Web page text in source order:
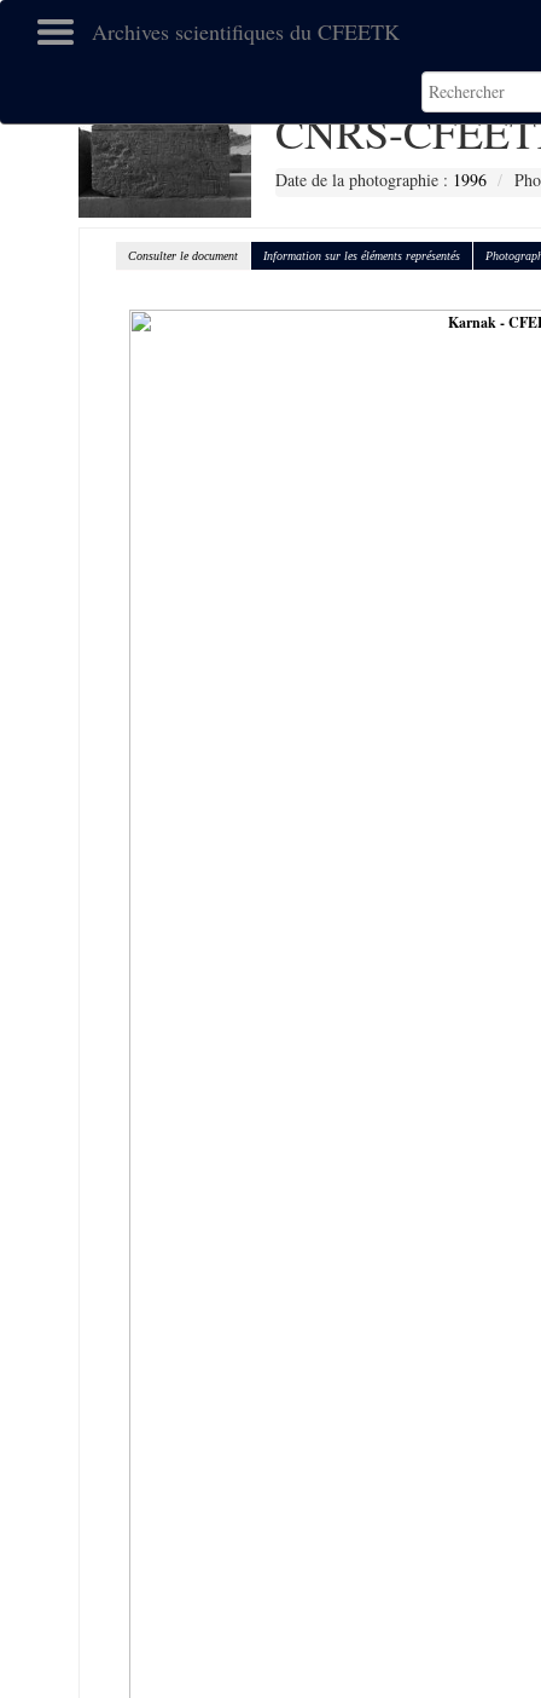
Archives scientifiques du CFEETK
CNRS-
Date de la photographie : 1996
Consulter le document Information sur les éléments représentés